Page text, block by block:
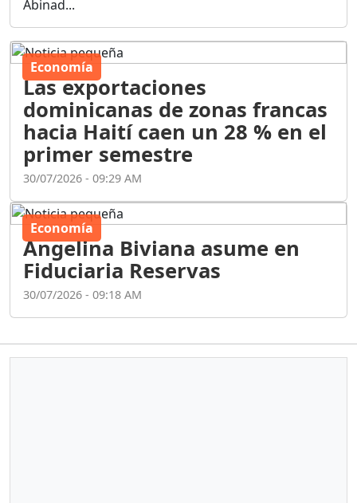
Economía
Las exportaciones
dominicanas de zonas francas
hacia Haití caen un 28 % en el
primer semestre
30/07/2026 - 09:29 AM
Economía
Angelina Biviana asume en
Fiduciaria Reservas
30/07/2026 - 09:18 AM